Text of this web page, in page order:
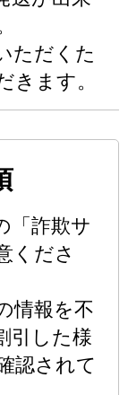
ただくた
きます。
「詐欺サ
くださ
情報を不
引した様
認されて